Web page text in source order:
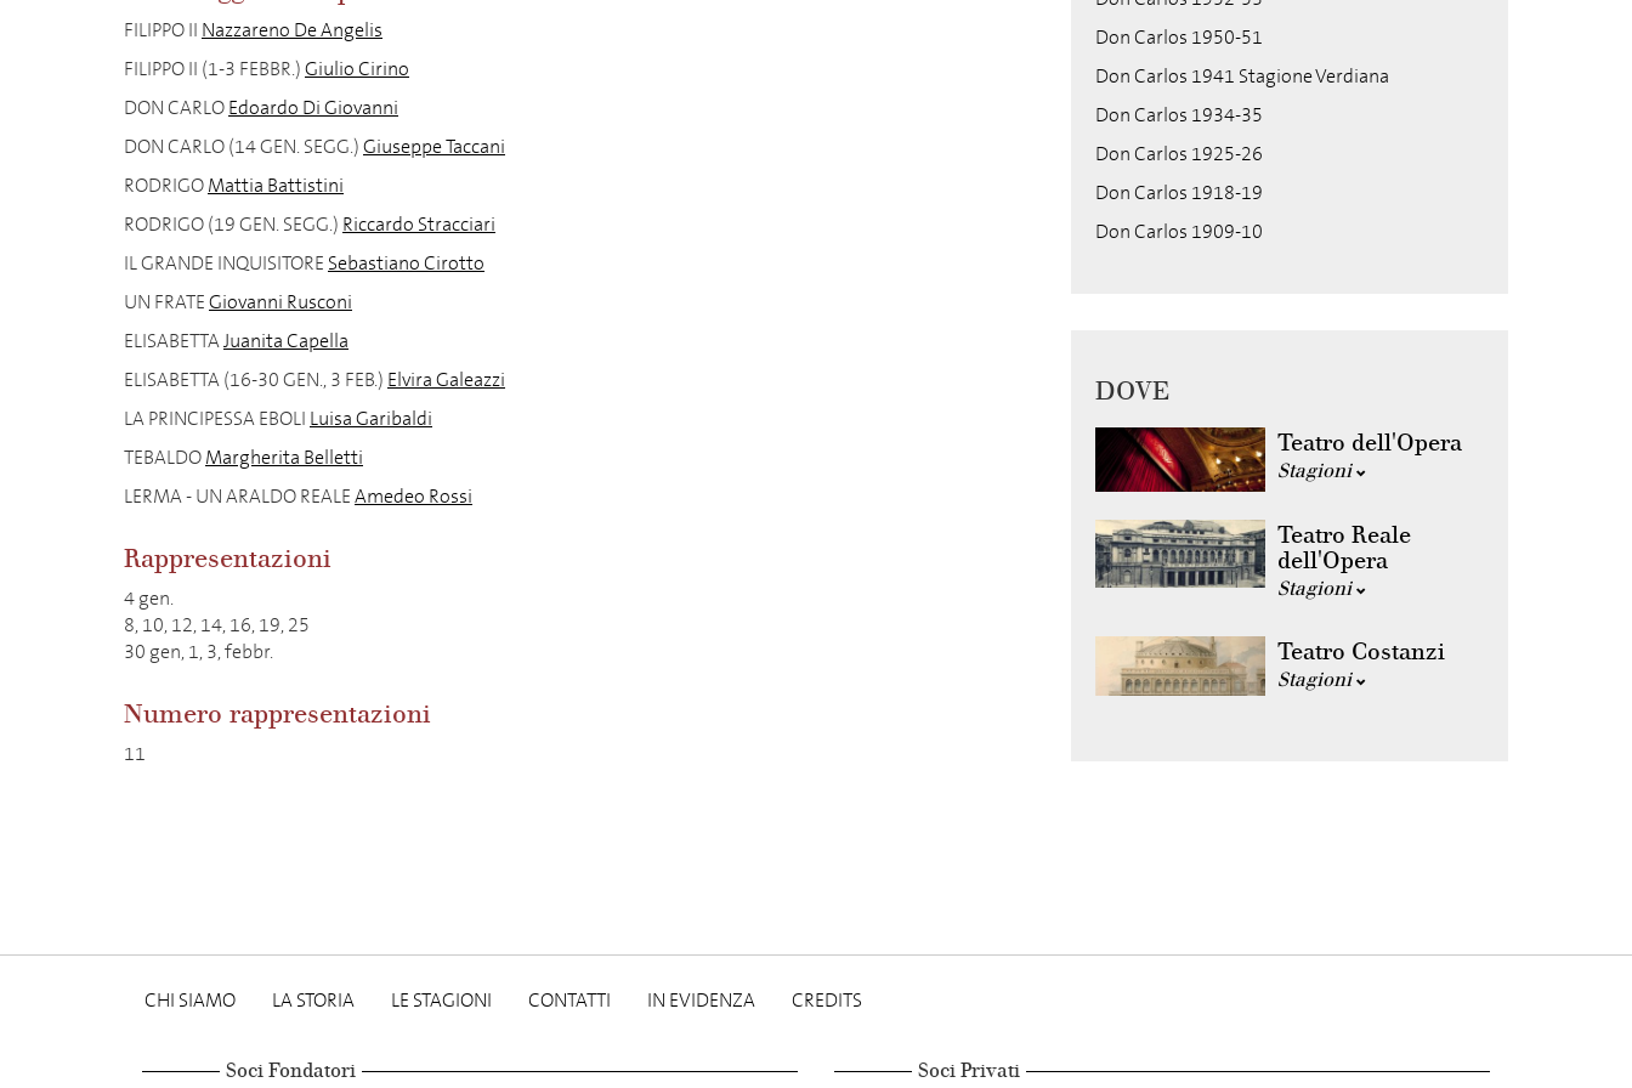
FILIPPO II Nazzareno De Angelis
FILIPPO II (1-3 FEBBR.)Giulio Cirino
DON CARLOEdoardo Di Giovanni
DON CARLO (14 GEN. SEGG.)Giuseppe Taccani
RODRIGOMattia Battistini
RODRIGO (19 GEN. SEGG.) Riccardo Stracciari
IL GRANDE INQUISITORE Sebastiano Cirotto
UN FRATEGiovanni Rusconi
ELISABETTAJuanita Capella
ELISABETTA (16-30 GEN., 3 FEB.) Elvira Galeazzi
LA PRINCIPESSA EBOLI Luisa Garibaldi
TEBALDOMargherita Belletti
LERMA - UN ARALDO REALEAmedeo Rossi
Rappresentazioni
4 gen.
8, 10, 12, 14, 16, 19, 25
30 gen, 1, 3, febbr.
Numero rappresentazioni
11
Don Carlos 1950-51
Don Carlos 1941 Stagione Verdiana
Don Carlos 1934-35
Don Carlos 1925-26
Don Carlos 1918-19
Don Carlos 1909-10
DOVE
Teatro dell'Opera
Stagioni
Teatro Reale
dell'Opera
Stagioni
Teatro Costanzi
Stagioni
CHI SIAMO LA STORIA LE STAGIONI CONTATTI IN EVIDENZA CREDITS
Soci Fondatori Soci Privati